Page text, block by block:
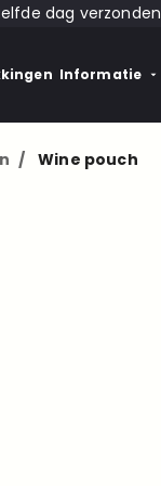
dag verzonden
Informatie
/ Wine pouch